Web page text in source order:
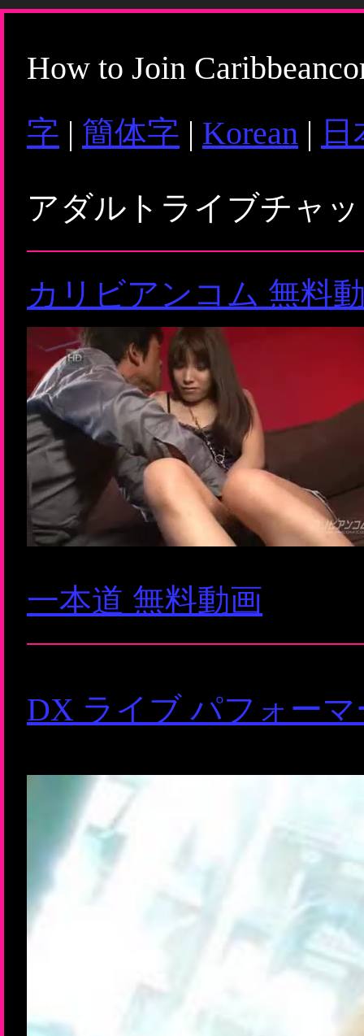
How to Join
字 | 簡体字 | Korean |
アダルトライブチャ
カリビアンコム 無料
一本道 無料動画
DX ライブ パフォー